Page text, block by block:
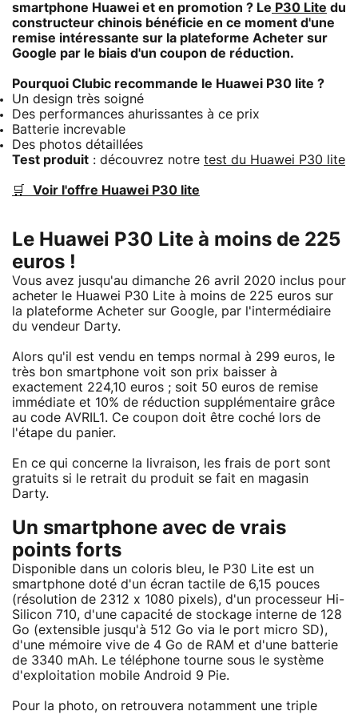
smartphone Huawei et en promotion ? Le P30 Lite du
constructeur chinois bénéficie en ce moment d'une
remise intéressante sur la plateforme Acheter sur
Google par le biais d'un coupon de réduction.
Pourquoi Clubic recommande le Huawei P30 lite ?
Un design très soigné
Des performances ahurissantes à ce prix
Batterie increvable
Des photos détaillées
Test produit : découvrez notre test du Huawei P30 lite
🛒 Voir l'offre Huawei P30 lite
Le Huawei P30 Lite à moins de 225
euros !
Vous avez jusqu'au dimanche 26 avril 2020 inclus pour
acheter le Huawei P30 Lite à moins de 225 euros sur
la plateforme Acheter sur Google, par l'intermédiaire
du vendeur Darty.
Alors qu'il est vendu en temps normal à 299 euros, le
très bon smartphone voit son prix baisser à
exactement 224,10 euros ; soit 50 euros de remise
immédiate et 10% de réduction supplémentaire grâce
au code AVRIL1. Ce coupon doit être coché lors de
l'étape du panier.
En ce qui concerne la livraison, les frais de port sont
gratuits si le retrait du produit se fait en magasin
Darty.
Un smartphone avec de vrais
points forts
Disponible dans un coloris bleu, le P30 Lite est un
smartphone doté d'un écran tactile de 6,15 pouces
(résolution de 2312 x 1080 pixels), d'un processeur Hi-
Silicon 710, d'une capacité de stockage interne de 128
Go (extensible jusqu'à 512 Go via le port micro SD),
d'une mémoire vive de 4 Go de RAM et d'une batterie
de 3340 mAh. Le téléphone tourne sous le système
d'exploitation mobile Android 9 Pie.
Pour la photo, on retrouvera notamment une triple